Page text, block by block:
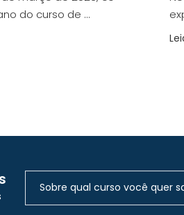
do curso de ...